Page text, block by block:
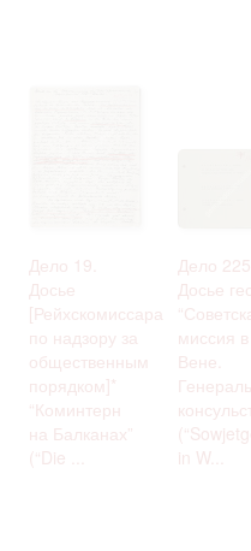
Дело 19.
Досье
[Рейхскомиссара
по надзору за
общественным
порядком]*
“Коминтерн
на Балканах”
(“Die ...
Дело
Досье
миссия в
Вене.
in W...